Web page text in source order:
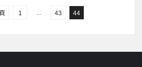
1 ... 43 44